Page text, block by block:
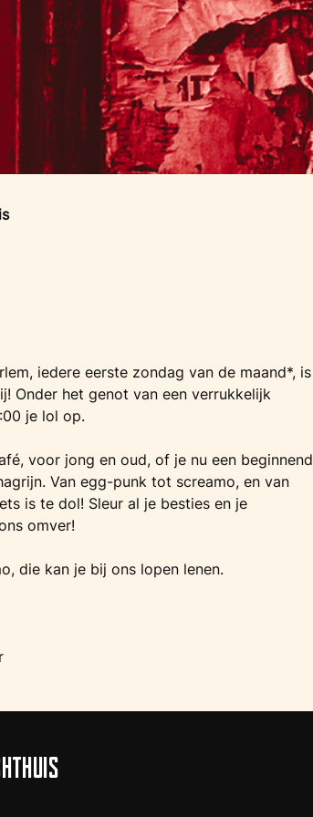
iedere eerste zondag van de maand*, is
Onder het genot van een verrukkelijk
je lol op.
voor jong en oud, of je nu een beginnend
Van egg-punk tot screamo, en van
is te dol! Sleur al je besties en je
omver!
die kan je bij ons lopen lenen.